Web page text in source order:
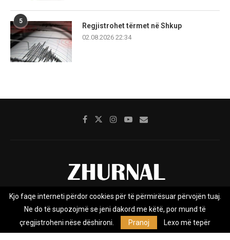
5
Regjistrohet tërmet në Shkup
02.08.2026 22:34
Rreth nesh Impresumi Marketing
Kontakt
Privacy Policy
Zhurnal.mk është Agjenci e Lajmeve e pavarur, e themeluar në vitin
Kjo faqe interneti përdor cookies për të përmirësuar përvojën tuaj.
Ne do të supozojmë se jeni dakord me këtë, por mund të
çregjistroheni nëse dëshironi.
Pranoj Lexo më tepër